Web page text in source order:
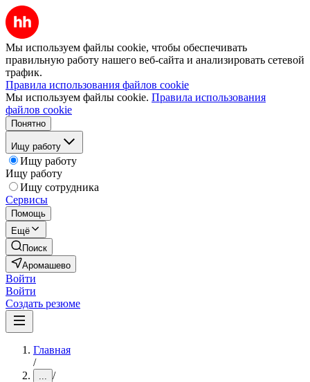
Мы используем файлы cookie, чтобы обеспечивать
правильную работу нашего веб-сайта и анализировать сетевой
трафик.
Правила использования файлов cookie
Мы используем файлы cookie. Правила использования
файлов cookie
Понятно
Ищу работу
Ищу работу
Ищу работу
Ищу сотрудника
Сервисы
Помощь
Ещё
Поиск
Аромашево
Войти
Войти
Создать резюме
Главная
/
... /